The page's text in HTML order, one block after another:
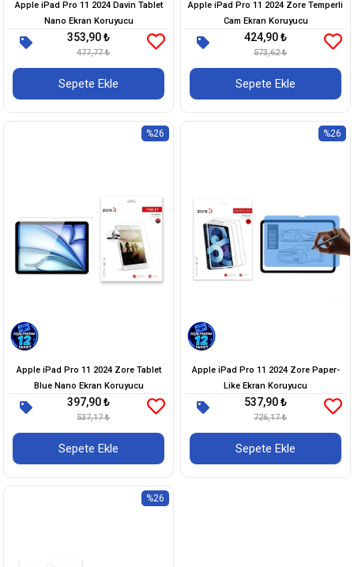
Apple iPad Pro 11 2024 Davin Tablet
Nano Ekran Koruyucu
353,90 ₺
477,77 ₺
Sepete Ekle
Apple iPad Pro 11 2024 Zore Temperli
Cam Ekran Koruyucu
424,90 ₺
573,62 ₺
Sepete Ekle
Apple iPad Pro 11 2024 Zore Tablet
Blue Nano Ekran Koruyucu
397,90 ₺
537,17 ₺
Sepete Ekle
%26
Apple iPad Pro 11 2024 Zore Paper-
Like Ekran Koruyucu
537,90 ₺
726,17 ₺
Sepete Ekle
%26
%26